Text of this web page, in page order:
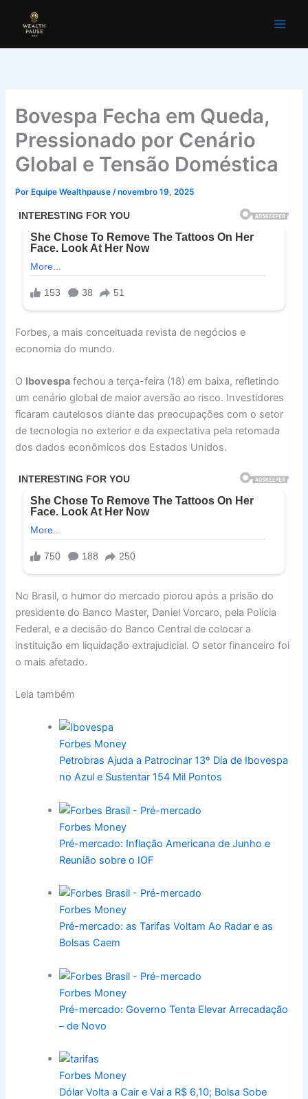
Bovespa Fecha em Queda,
Pressionado por Cenário
Global e Tensão Doméstica
Por Equipe Wealthpause/novembro 19, 2025
Forbes, a mais conceituada revista de negócios e
economia do mundo.
O Ibovespa fechou a terça-feira (18) em baixa, refletindo
um cenário global de maior aversão ao risco. Investidores
ficaram cautelosos diante das preocupações com o setor
de tecnologia no exterior e da expectativa pela retomada
dos dados econômicos dos Estados Unidos.
No Brasil, o humor do mercado piorou após a prisão do
presidente do Banco Master, Daniel Vorcaro, pela Polícia
Federal, e a decisão do Banco Central de colocar a
instituição em liquidação extrajudicial. O setor financeiro foi
o mais afetado.
Leia também
Forbes Money
Petrobras Ajuda a Patrocinar 13º Dia de Ibovespa
no Azul e Sustentar 154 Mil Pontos
Forbes Money
Pré-mercado: Inflação Americana de Junho e
Reunião sobre o IOF
Forbes Money
Pré-mercado: as Tarifas Voltam Ao Radar e as
Bolsas Caem
Forbes Money
Pré-mercado: Governo Tenta Elevar Arrecadação
– de Novo
Forbes Money
Dólar Volta a Cair e Vai a R$ 6,10; Bolsa Sobe